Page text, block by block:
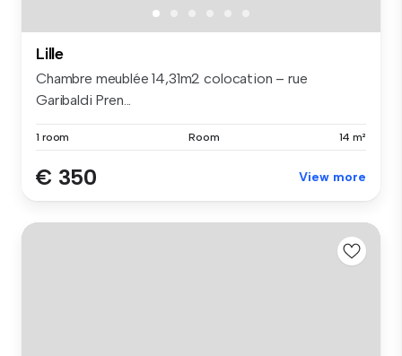
Lille
Chambre meublée 14,31m2 colocation – rue
Garibaldi Pren...
1 room Room 14 m²
€ 350 View more